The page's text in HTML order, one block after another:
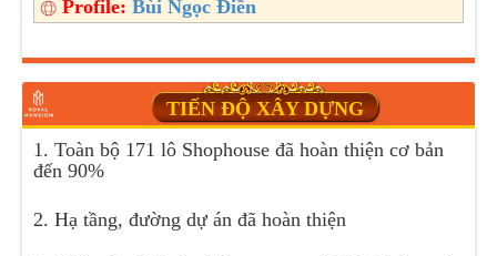
Profile:Bùi Ngọc Điền
TIẾN ĐỘ XÂY DỰNG
1. Toàn bộ 171 lô Shophouse đã hoàn thiện cơ bản
đến 90%
2. Hạ tầng, đường dự án đã hoàn thiện